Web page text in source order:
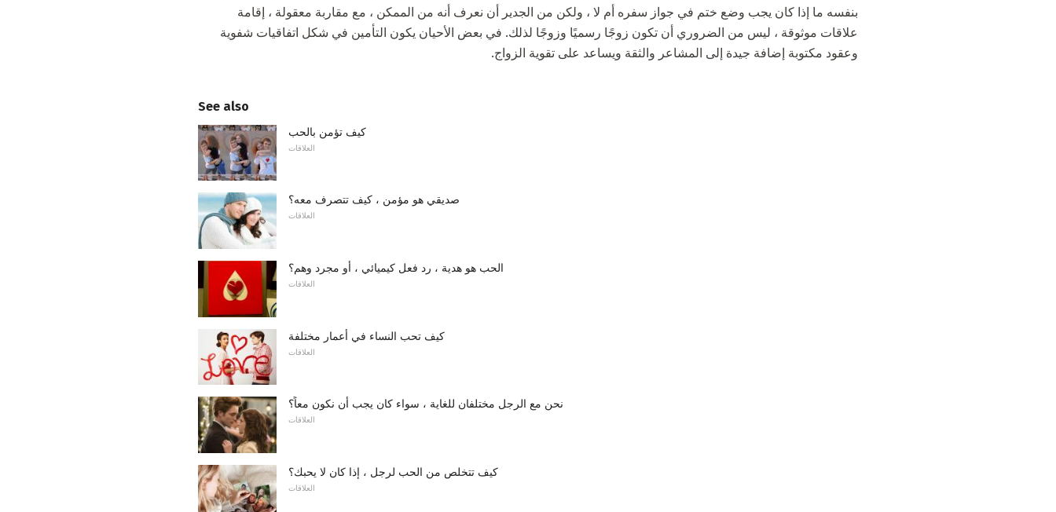
بنفسه ما إذا كان يجب وضع ختم في جواز سفره أم لا ، ولكن من الجدير أن نعرف أنه من الممكن ، مع مقاربة معقولة ، إقامة
علاقات موثوقة ، ليس من الضروري أن تكون زوجًا رسميًا وزوجًا لذلك. في بعض الأحيان يكون التأمين في شكل اتفاقيات شفوية
وعقود مكتوبة إضافة جيدة إلى المشاعر والثقة ويساعد على تقوية الزواج.
See also
كيف تؤمن بالحب
العلاقات
صديقي هو مؤمن ، كيف تتصرف معه؟
العلاقات
الحب هو هدية ، رد فعل كيميائي ، أو مجرد وهم؟
العلاقات
كيف تحب النساء في أعمار مختلفة
العلاقات
نحن مع الرجل مختلفان للغاية ، سواء كان يجب أن نكون معاً؟
العلاقات
كيف تتخلص من الحب لرجل ، إذا كان لا يحبك؟
العلاقات